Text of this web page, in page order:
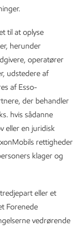
til at oplyse
herunder
operatører
udstedere af
af Esso-
der behandler
hvis sådanne
eller en juridisk
rettigheder
klager og
eller et
Forenede
vedrørende